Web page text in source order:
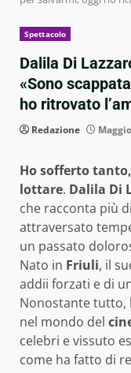
Spettacolo
Dalila Di
«Sono
ho ritrovato
Redazione
Ho sofferto
lottare. Dalila Di
che racconta più
attraversato
un passato
Nato in Friuli, il
addii forzati e di
Nonostante tutto,
nel mondo del
celebri e vissuto
come ha fatto di